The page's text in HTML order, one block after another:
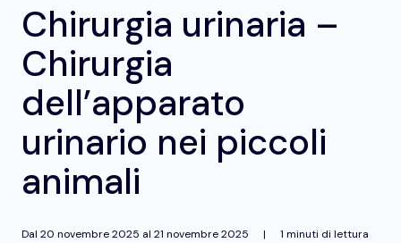
Chirurgia urinaria –
Chirurgia
dell’apparato
urinario nei piccoli
animali
Dal 20 novembre 2025 al 21 novembre 2025 | 1 minuti di lettura